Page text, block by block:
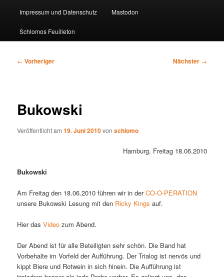
Impressum und Datenschutz Mastodon
Schlomos Feuilleton
Beitragsnavigation
← Vorheriger Nächster →
Bukowski
Veröffentlicht am19. Juni 2010vonschlomo
Hamburg, Freitag 18.06.2010
Bukowski
Am Freitag den 18.06.2010 führen wir in derCO-O-PERATION
unsere Bukowski Lesung mit den Ricky Kings auf.
Hier dasVideo zum Abend.
Der Abend ist für alle Beteiligten sehr schön. Die Band hat
Vorbehalte im Vorfeld der Aufführung. Der Trialog ist nervös und
kippt Biere und Rotwein in sich hinein. Die Aufführung ist